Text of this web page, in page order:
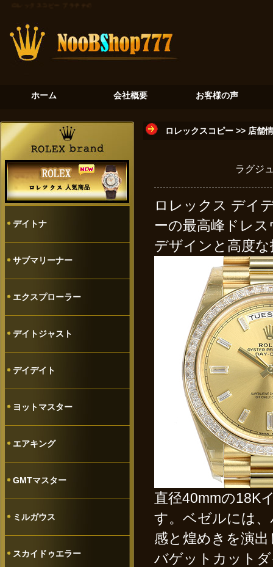
プラチナの氷河：デイトナ116506が奏でる至高のクロノグラフ
ホーム 会社概要 お客様の声
デイトナ
サブマリーナー
エクスプローラー
デイトジャスト
デイデイト
ヨットマスター
エアキング
GMTマスター
ミルガウス
スカイドゥエラー
ロレックスコピー >> 店舗
ラグジ
ロレックス デイ
ーの最高峰ドレ
デザインと高度
直径40mmの18K
す。ベゼルには
感と煌めきを演
バゲットカット